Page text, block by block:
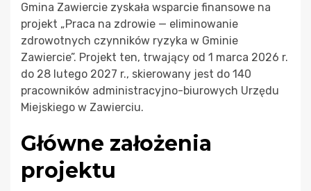
Gmina Zawiercie zyskała wsparcie finansowe na
projekt „Praca na zdrowie — eliminowanie
zdrowotnych czynników ryzyka w Gminie
Zawiercie”. Projekt ten, trwający od 1 marca 2026 r.
do 28 lutego 2027 r., skierowany jest do 140
pracowników administracyjno-biurowych Urzędu
Miejskiego w Zawierciu.
Główne założenia
projektu